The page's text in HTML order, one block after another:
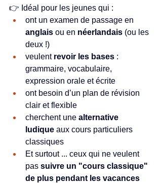
👉 Idéal pour les jeunes qui :
ont un examen de passage en
anglais ou en néerlandais (ou les
deux !)
veulent revoir les bases :
grammaire, vocabulaire,
expression orale et écrite
ont besoin d’un plan de révision
clair et flexible
cherchent une alternative
ludique aux cours particuliers
classiques
Et surtout ... ceux qui ne veulent
pas suivre un "cours classique"
de plus pendant les vacances